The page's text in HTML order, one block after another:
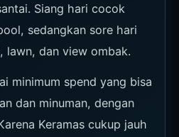
Siang hari cocok
sedangkan sore hari
lawn, dan view ombak.
minimum spend yang bisa
dan minuman, dengan
Keramas cukup jauh